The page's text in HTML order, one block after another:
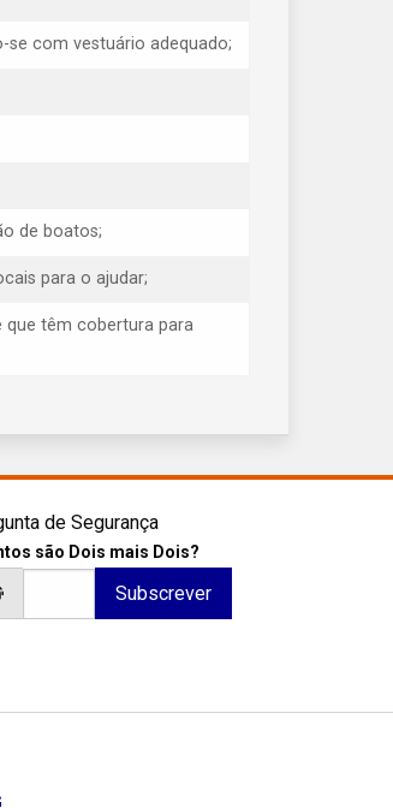
se com vestuário adequado;
de boatos;
para o ajudar;
que têm cobertura para
de Segurança
são Dois mais Dois?